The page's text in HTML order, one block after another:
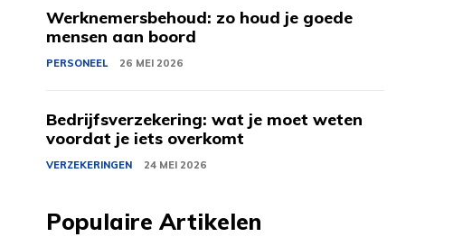
Werknemersbehoud: zo houd je goede
mensen aan boord
PERSONEEL 26 MEI 2026
Bedrijfsverzekering: wat je moet weten
voordat je iets overkomt
VERZEKERINGEN 24 MEI 2026
Populaire Artikelen